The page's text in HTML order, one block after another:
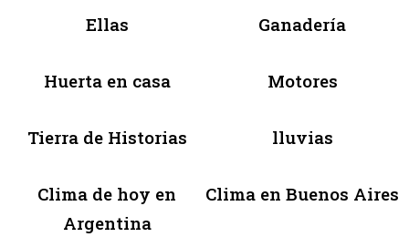
Ellas Ganadería
Huerta en casa Motores
Tierra de Historias lluvias
Clima de hoy en
Argentina
Clima en Buenos Aires